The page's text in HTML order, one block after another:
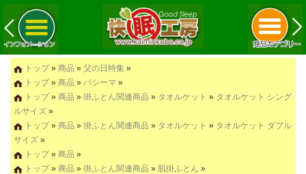
トップ» 商品 » 父の日特集 »
トップ» 商品 » パシーマ »
トップ» 商品 » 掛ふとん関連商品 » タオルケット » タオルケット シング
ルサイズ »
トップ» 商品 » 掛ふとん関連商品 » タオルケット » タオルケット ダブル
サイズ »
トップ» 商品 »
トップ» 商品 » 掛ふとん関連商品 » 肌掛ふとん »